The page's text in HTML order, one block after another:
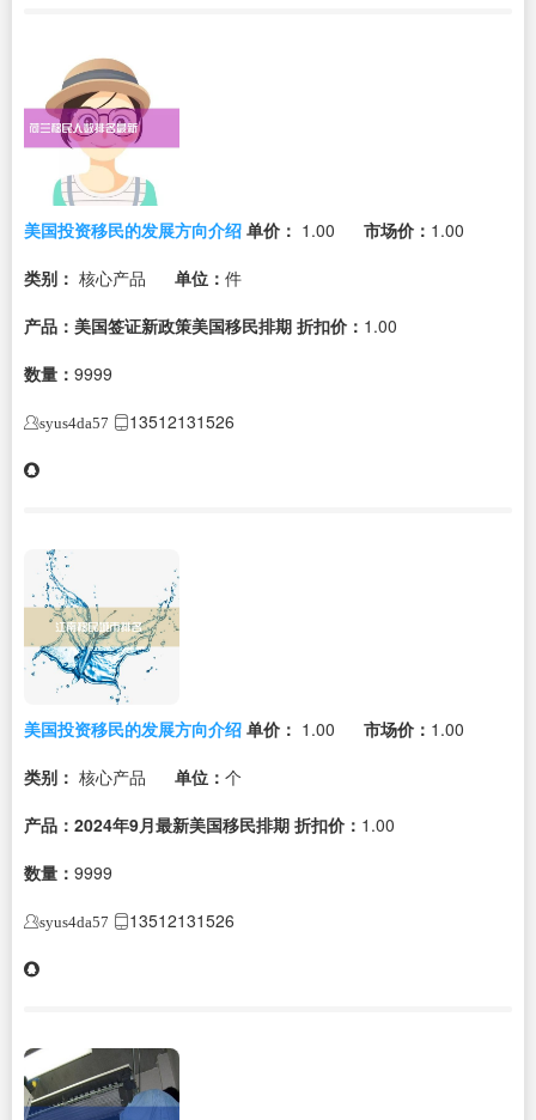
美国投资移民的发展方向介绍 单价： 1.00 市场价： 1.00
类别： 核心产品 单位： 件
产品：美国签证新政策美国移民排期 折扣价： 1.00
数量： 9999
syus4da57 13512131526
美国投资移民的发展方向介绍 单价： 1.00 市场价： 1.00
类别： 核心产品 单位： 个
产品：2024年9月最新美国移民排期 折扣价： 1.00
数量： 9999
syus4da57 13512131526